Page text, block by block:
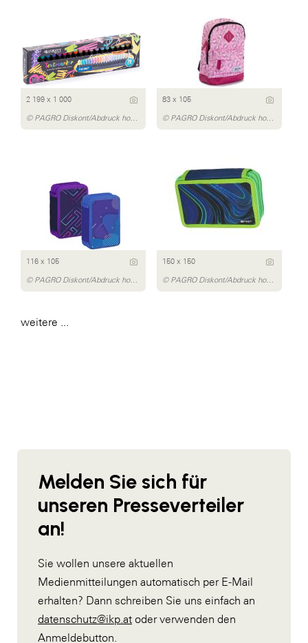
2 199 x 1 000
© PAGRO Diskont/Abdruck honorarfrei
83 x 105
© PAGRO Diskont/Abdruck honorarfrei
116 x 105
© PAGRO Diskont/Abdruck honorarfrei
150 x 150
© PAGRO Diskont/Abdruck honorarfrei
weitere ...
Melden Sie sich für
unseren Presseverteiler
an!
Sie wollen unsere aktuellen
Medienmitteilungen automatisch per E-Mail
erhalten? Dann schreiben Sie uns einfach an
datenschutz@ikp.at oder verwenden den
Anmeldebutton.